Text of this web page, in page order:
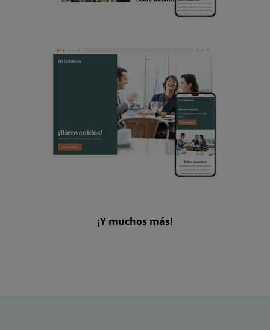
¡Y muchos más!